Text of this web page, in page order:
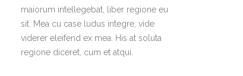
maiorum intellegebat, liber regione eu
sit. Mea cu case ludus integre, vide
viderer eleifend ex mea. His at soluta
regione diceret, cum et atqui.